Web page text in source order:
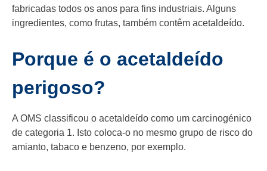
fabricadas todos os anos para fins industriais. Alguns
ingredientes, como frutas, também contêm acetaldeído.
Porque é o acetaldeído
perigoso?
A OMS classificou o acetaldeído como um carcinogénico
de categoria 1. Isto coloca-o no mesmo grupo de risco do
amianto, tabaco e benzeno, por exemplo.